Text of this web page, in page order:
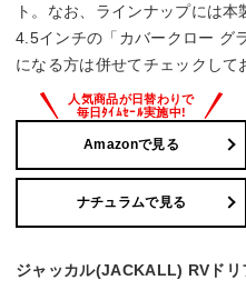
ト。なお、ラインナップには本
4.5インチの「カバークロー グ
になる方は併せてチェックして
Amazonで見る
ナチュラムで見る
ジャッカル(JACKALL) RVドリ